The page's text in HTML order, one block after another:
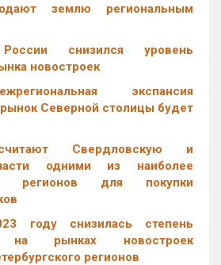
землю региональным
снизился уровень
новостроек
экспансия
Северной столицы будет
Свердловскую и
одними из наиболее
регионов для покупки
году снизилась степень
на рынках новостроек
регионов